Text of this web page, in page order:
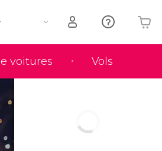
voitures Vols
Votre panier est vide